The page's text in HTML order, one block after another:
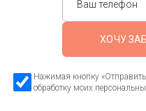
ХОЧУ
Нажимая кнопку «Отправить
обработку моих